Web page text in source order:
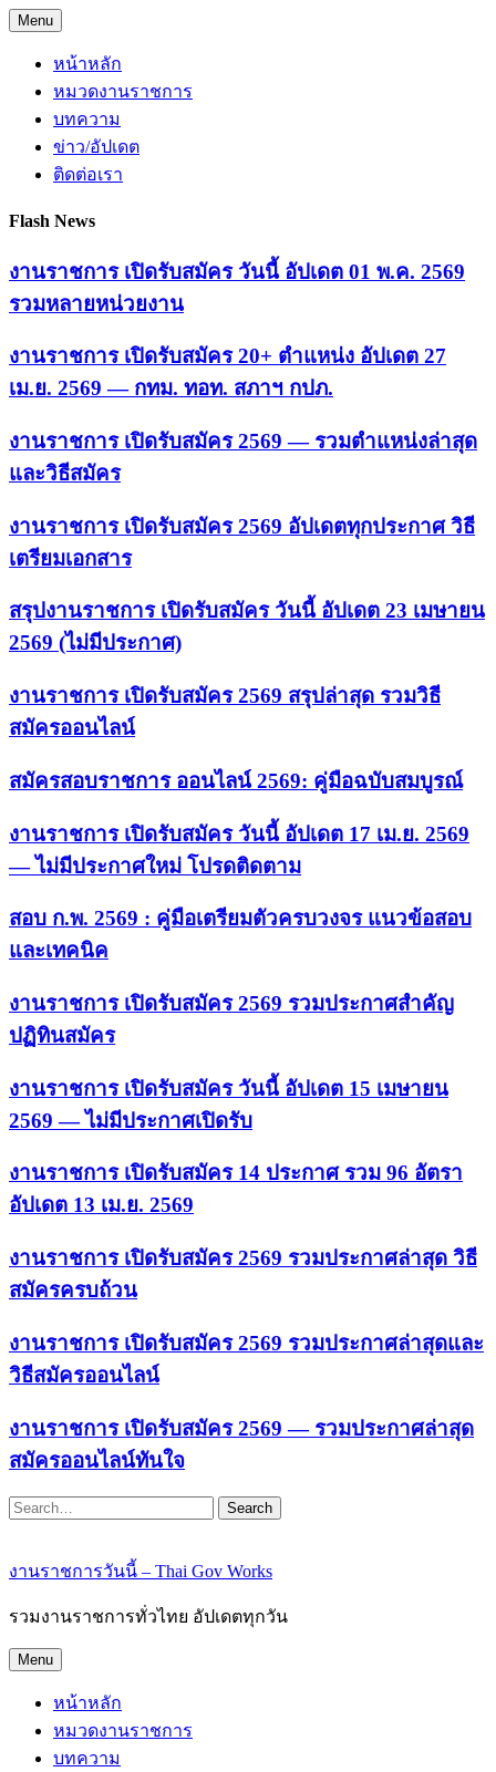
Skip
to
content
Menu
หน้าหลัก
หมวดงานราชการ
บทความ
ข่าว/อัปเดต
ติดต่อเรา
Flash News
งานราชการ เปิดรับสมัคร วันนี้ อัปเดต 01 พ.ค. 2569
รวมหลายหน่วยงาน
งานราชการ เปิดรับสมัคร 20+ ตำแหน่ง อัปเดต 27
เม.ย. 2569 — กทม. ทอท. สภาฯ กปภ.
งานราชการ เปิดรับสมัคร 2569 — รวมตำแหน่งล่าสุด
และวิธีสมัคร
งานราชการ เปิดรับสมัคร 2569 อัปเดตทุกประกาศ วิธี
เตรียมเอกสาร
สรุปงานราชการ เปิดรับสมัคร วันนี้ อัปเดต 23 เมษายน
2569 (ไม่มีประกาศ)
งานราชการ เปิดรับสมัคร 2569 สรุปล่าสุด รวมวิธี
สมัครออนไลน์
สมัครสอบราชการ ออนไลน์ 2569: คู่มือฉบับสมบูรณ์
งานราชการ เปิดรับสมัคร วันนี้ อัปเดต 17 เม.ย. 2569
— ไม่มีประกาศใหม่ โปรดติดตาม
สอบ ก.พ. 2569 : คู่มือเตรียมตัวครบวงจร แนวข้อสอบ
และเทคนิค
งานราชการ เปิดรับสมัคร 2569 รวมประกาศสำคัญ
ปฏิทินสมัคร
งานราชการ เปิดรับสมัคร วันนี้ อัปเดต 15 เมษายน
2569 — ไม่มีประกาศเปิดรับ
งานราชการ เปิดรับสมัคร 14 ประกาศ รวม 96 อัตรา
อัปเดต 13 เม.ย. 2569
งานราชการ เปิดรับสมัคร 2569 รวมประกาศล่าสุด วิธี
สมัครครบถ้วน
งานราชการ เปิดรับสมัคร 2569 รวมประกาศล่าสุดและ
วิธีสมัครออนไลน์
งานราชการ เปิดรับสมัคร 2569 — รวมประกาศล่าสุด
สมัครออนไลน์ทันใจ
Search
งานราชการวันนี้ – Thai Gov Works
รวมงานราชการทั่วไทย อัปเดตทุกวัน
Menu
หน้าหลัก
หมวดงานราชการ
บทความ